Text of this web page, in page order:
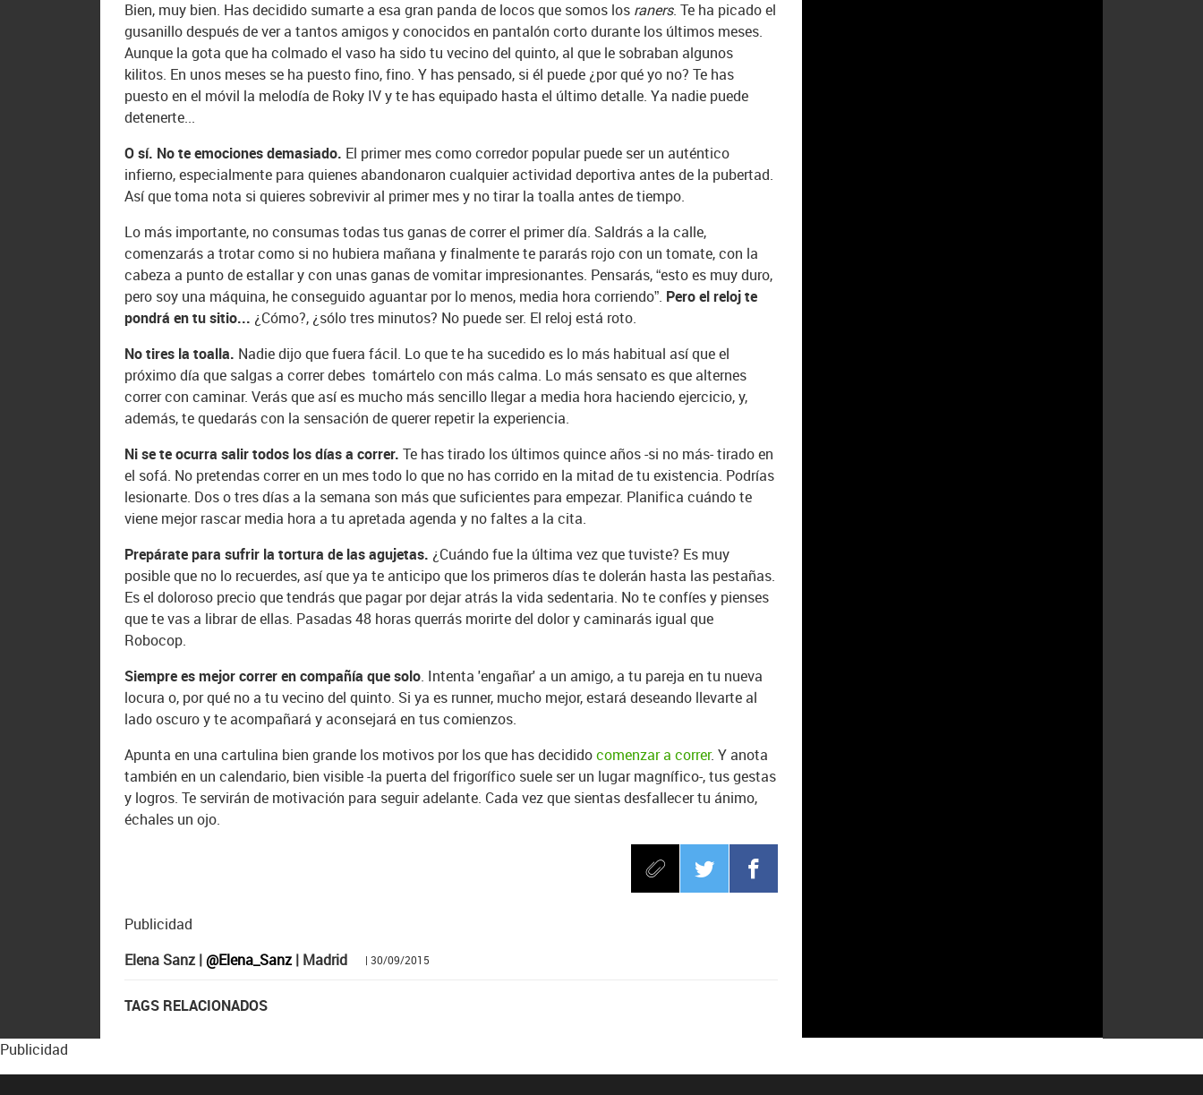
Bien, muy bien. Has decidido sumarte a esa gran panda de locos que somos los raners. Te ha picado el
gusanillo después de ver a tantos amigos y conocidos en pantalón corto durante los últimos meses.
Aunque la gota que ha colmado el vaso ha sido tu vecino del quinto, al que le sobraban algunos
kilitos. En unos meses se ha puesto fino, fino. Y has pensado, si él puede ¿por qué yo no? Te has
puesto en el móvil la melodía de Roky IV y te has equipado hasta el último detalle. Ya nadie puede
detenerte...
O sí. No te emociones demasiado. El primer mes como corredor popular puede ser un auténtico
infierno, especialmente para quienes abandonaron cualquier actividad deportiva antes de la pubertad.
Así que toma nota si quieres sobrevivir al primer mes y no tirar la toalla antes de tiempo.
Lo más importante, no consumas todas tus ganas de correr el primer día. Saldrás a la calle,
comenzarás a trotar como si no hubiera mañana y finalmente te pararás rojo con un tomate, con la
cabeza a punto de estallar y con unas ganas de vomitar impresionantes. Pensarás, “esto es muy duro,
pero soy una máquina, he conseguido aguantar por lo menos, media hora corriendo”. Pero el reloj te
pondrá en tu sitio... ¿Cómo?, ¿sólo tres minutos? No puede ser. El reloj está roto.
No tires la toalla. Nadie dijo que fuera fácil. Lo que te ha sucedido es lo más habitual así que el
próximo día que salgas a correr debes tomártelo con más calma. Lo más sensato es que alternes
correr con caminar. Verás que así es mucho más sencillo llegar a media hora haciendo ejercicio, y,
además, te quedarás con la sensación de querer repetir la experiencia.
Ni se te ocurra salir todos los días a correr.Te has tirado los últimos quince años -si no más- tirado en
el sofá. No pretendas correr en un mes todo lo que no has corrido en la mitad de tu existencia. Podrías
lesionarte. Dos o tres días a la semana son más que suficientes para empezar. Planifica cuándo te
viene mejor rascar media hora a tu apretada agenda y no faltes a la cita.
Prepárate para sufrir la tortura de las agujetas. ¿Cuándo fue la última vez que tuviste? Es muy
posible que no lo recuerdes, así que ya te anticipo que los primeros días te dolerán hasta las pestañas.
Es el doloroso precio que tendrás que pagar por dejar atrás la vida sedentaria. No te confíes y pienses
que te vas a librar de ellas. Pasadas 48 horas querrás morirte del dolor y caminarás igual que
Robocop.
Siempre es mejor correr en compañía que solo. Intenta 'engañar' a un amigo, a tu pareja en tu nueva
locura o, por qué no a tu vecino del quinto. Si ya es runner, mucho mejor, estará deseando llevarte al
lado oscuro y te acompañará y aconsejará en tus comienzos.
Apunta en una cartulina bien grande los motivos por los que has decididocomenzar a correr. Y anota
también en un calendario, bien visible -la puerta del frigorífico suele ser un lugar magnífico-, tus gestas
y logros. Te servirán de motivación para seguir adelante. Cada vez que sientas desfallecer tu ánimo,
échales un ojo.
Publicidad
Elena Sanz |@Elena_Sanz| Madrid | 30/09/2015
TAGS RELACIONADOS
Publicidad